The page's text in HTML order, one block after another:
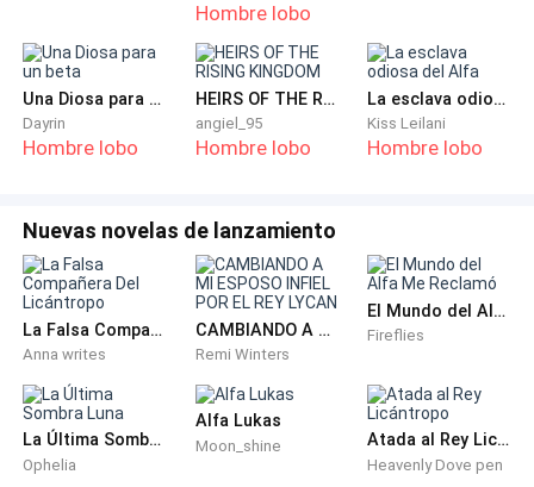
por mí.
En ese instante supe que estaba sola. Que lo estaría
por el resto de mi vida.
silencio, el odio. Y después... el olvido que intentaron
imponerme.
Pero yo no olvido.
Ese grito aún me arde en los huesos. Ese fuego nunca
se apagó dentro de mí.
Hombre lobo
Una Diosa para un beta
Dayrin
Hombre lobo
HEIRS OF THE RISING KINGDOM
angiel_95
Hombre lobo
La esclava odiosa del Alfa
Kiss Leilani
Hombre lobo
Nuevas novelas de lanzamiento
La Falsa Compañera Del Licántropo
Anna writes
CAMBIANDO A MI ESPOSO INFIEL POR EL REY LYCAN
Remi Winters
El Mundo del Alfa Me Reclamó
Fireflies
La Última Sombra Luna
Ophelia
Alfa Lukas
Moon_shine Atada al Rey Licántropo
Heavenly Dove pen